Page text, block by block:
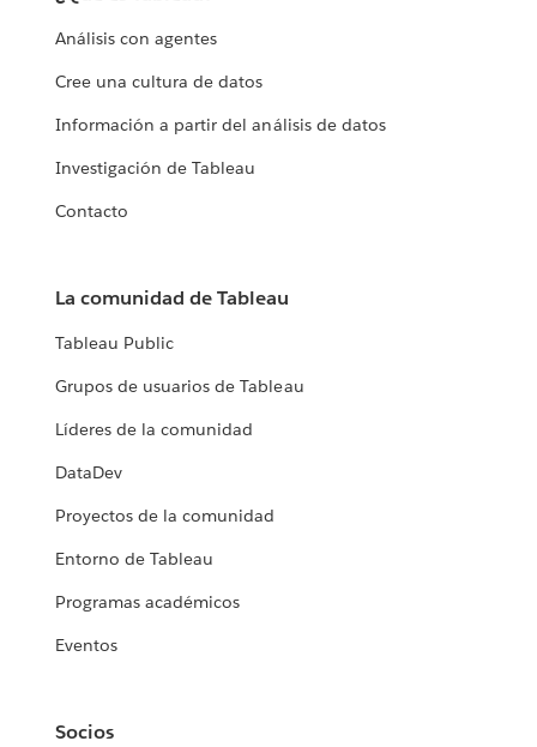
Análisis con agentes
Cree una cultura de datos
Información a partir del análisis de datos
Investigación de Tableau
Contacto
La comunidad de Tableau
Tableau Public
Grupos de usuarios de Tableau
Líderes de la comunidad
DataDev
Proyectos de la comunidad
Entorno de Tableau
Programas académicos
Eventos
Socios